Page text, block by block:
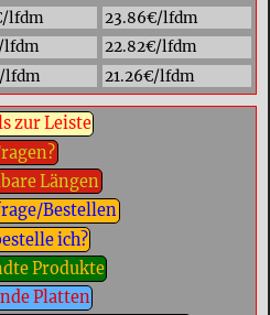
lfdm
23.86€/lfdm
lfdm
22.82€/lfdm
lfdm 21.26€/lfdm
zur Leiste
Längen
Bestellen
ich?
Produkte
Platten